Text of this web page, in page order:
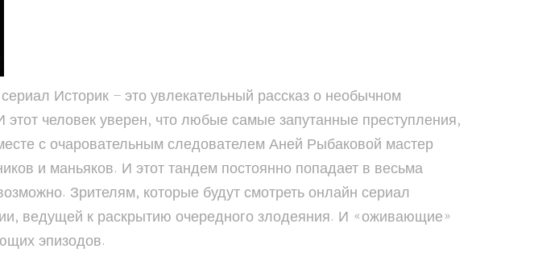
Историк – это увлекательный рассказ о необычном
человек уверен, что любые самые запутанные преступления,
с очаровательным следователем Аней Рыбаковой мастер
и маньяков. И этот тандем постоянно попадает в весьма
Зрителям, которые будут смотреть онлайн сериал
ведущей к раскрытию очередного злодеяния. И «оживающие»
эпизодов.